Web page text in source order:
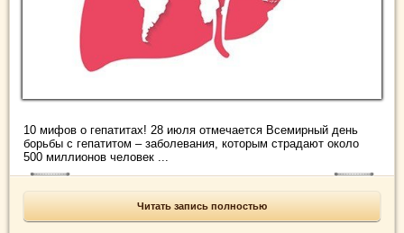
10 мифов о гепатитах! 28 июля отмечается Всемирный день
борьбы с гепатитом – заболевания, которым страдают около
500 миллионов человек ...
Читать запись полностью